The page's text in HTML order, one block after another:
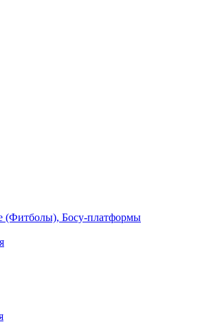
(Фитболы), Босу-платформы